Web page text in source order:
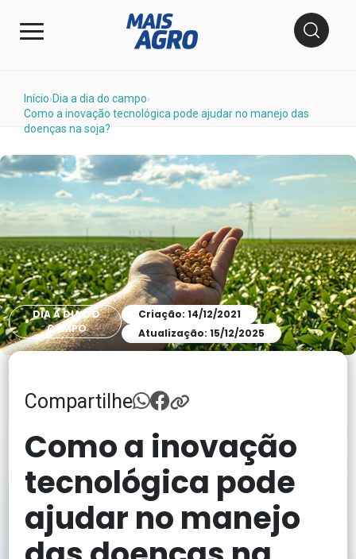
Início› Dia a dia do campo›
Como a inovação tecnológica pode ajudar no manejo das
doenças na soja?
DIA A DIA DO
CAMPO
Criação: 14/12/2021
Atualização: 15/12/2025
Compartilhe
Como a inovação
tecnológica pode
ajudar no manejo